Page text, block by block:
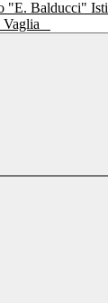
Vaglia